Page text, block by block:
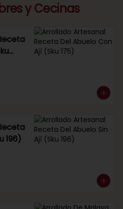
y Cecinas
196)